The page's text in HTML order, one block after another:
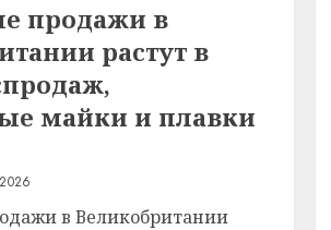
продажи в
растут в
майки и плавки
в Великобритании